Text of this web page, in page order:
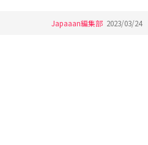
Japaaan編集部 2023/03/24